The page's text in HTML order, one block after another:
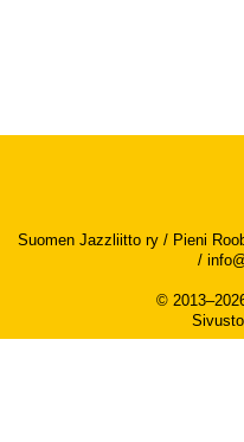
Suomen Jazzliitto ry / Pieni
/
©
Sivusto